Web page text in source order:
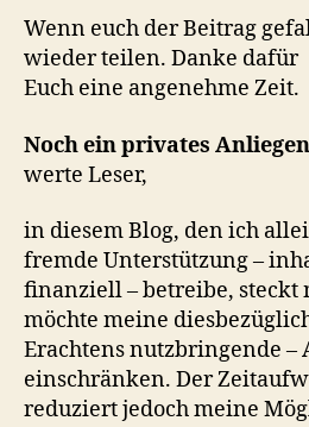
Wenn euch der Beitrag
wieder teilen. Danke dafür
Euch eine angenehme Zeit.
Noch ein privates Anliegen
werte Leser,
in diesem Blog, den ich
fremde Unterstützung –
finanziell – betreibe, steckt
möchte meine
Erachtens nutzbringende
einschränken. Der
reduziert jedoch meine